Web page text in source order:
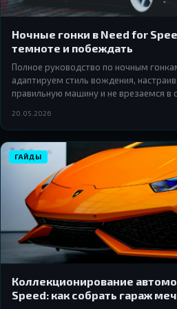
Ночные гонки в Need for
темноте и побеждать
Полное руководство по ночным
адаптируем стиль вождения,
правильную машину и не врезаемся в
20.05.2026
ГАЙДЫ
Коллекционирование
Speed: как собрать гараж